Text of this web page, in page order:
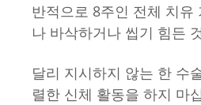
반적으로 8주인 전체 치유
나 바삭하거나 씹기 힘든
달리 지시하지 않는 한 수
렬한 신체 활동을 하지 마